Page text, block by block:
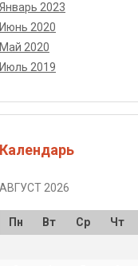
Январь 2023
Июнь 2020
Май 2020
Июль 2019
Календарь
АВГУСТ 2026
Пн Вт Ср Чт